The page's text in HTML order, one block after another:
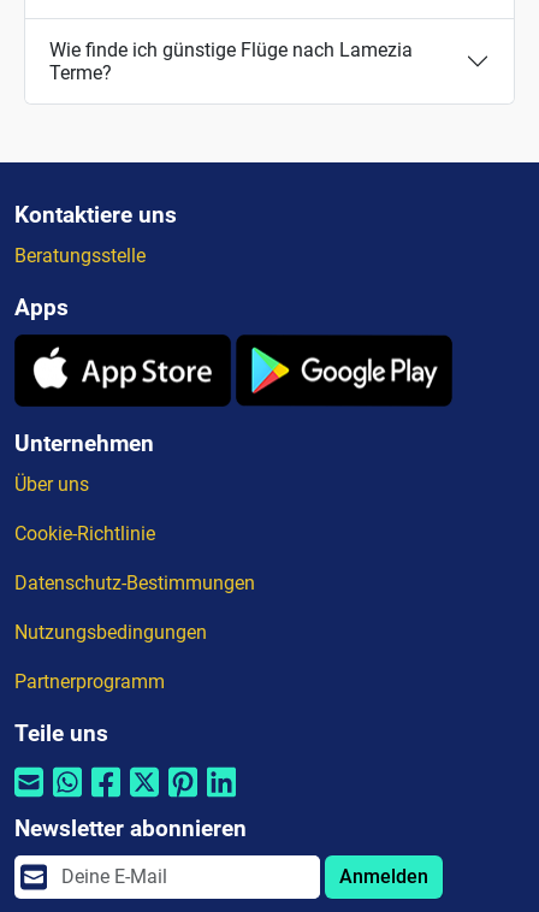
Wie finde ich günstige Flüge nach Lamezia
Terme?
Kontaktiere uns
Beratungsstelle
Apps
Unternehmen
Über uns
Cookie-Richtlinie
Datenschutz-Bestimmungen
Nutzungsbedingungen
Partnerprogramm
Teile uns
Newsletter abonnieren
Anmelden